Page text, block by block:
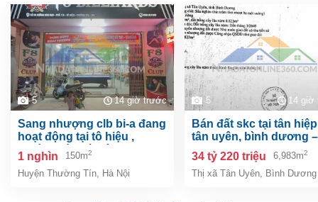
5 14 giờ trước
sang nhượng clb bi-a đang
hoạt động tại tô hiệu ,
thường tín, hà nội
1 nghìn 150m2
Huyện Thường Tín Hà Nội
5 14 giờ
bán đất skc tại tân hiệp, tp.
tân uyên, bình dương –
6.983m²
34 tỷ 220 triệu 6,983m2
Thị xã Tân Uyên Bình Dương